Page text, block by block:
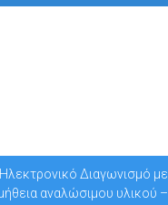
Διαγωνισμό με
αναλώσιμου υλικού –